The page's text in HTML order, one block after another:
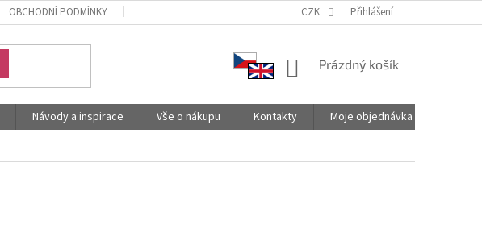
OBCHODNÍ PODMÍNKY PODMÍNKY OCHRANY OSOBNÍCH ÚDAJŮ SPOLUPRACUJEME
CZK Přihlášení
NÁKUPNÍ
Prázdný košík
Návody a inspirace Vše o nákupu Kontakty
Moje objednávka